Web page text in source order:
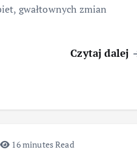
gwałtownych zmian
Czytaj dalej
16 minutes Read